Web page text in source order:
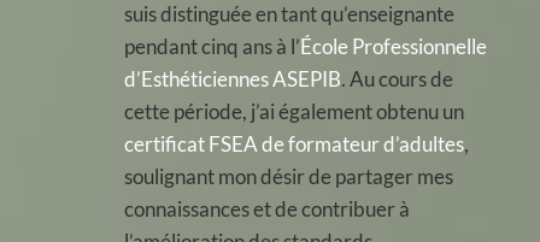
suis distinguée en tant qu’enseignante
pendant cinq ans à l’École Professionnelle
d’Esthéticiennes ASEPIB. Au cours de
cette période, j’ai également obtenu un
certificat FSEA de formateur d’adultes,
soulignant mon désir de partager mes
connaissances et de contribuer à